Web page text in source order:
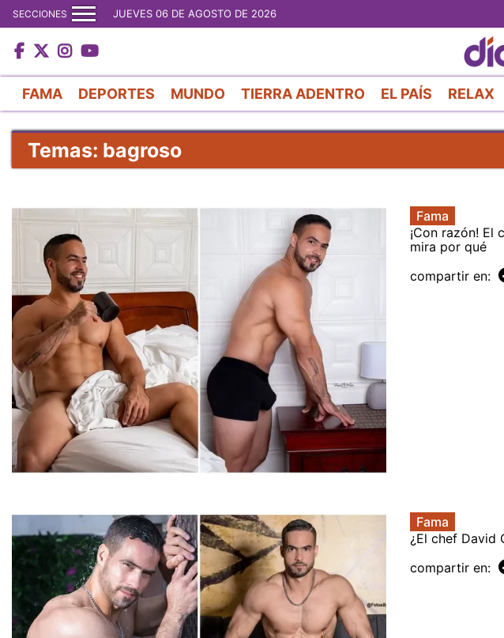
SECCIONES JUEVES 06 DE AGOSTO DE 2026
FAMA DEPORTES MUNDO TIERRA ADENTRO EL PAÍS RELAX
Temas: bagroso
Fama
¡Con razón! El
mira por qué
compartir en:
Fama
¿El chef David
compartir en: